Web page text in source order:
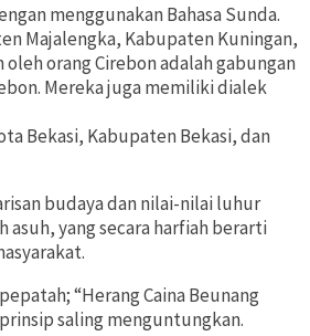
menggunakan Bahasa Sunda.
Majalengka, Kabupaten Kuningan,
orang Cirebon adalah gabungan
Mereka juga memiliki dialek
Bekasi, Kabupaten Bekasi, dan
budaya dan nilai-nilai luhur
yang secara harfiah berarti
“Herang Caina Beunang
saling menguntungkan.